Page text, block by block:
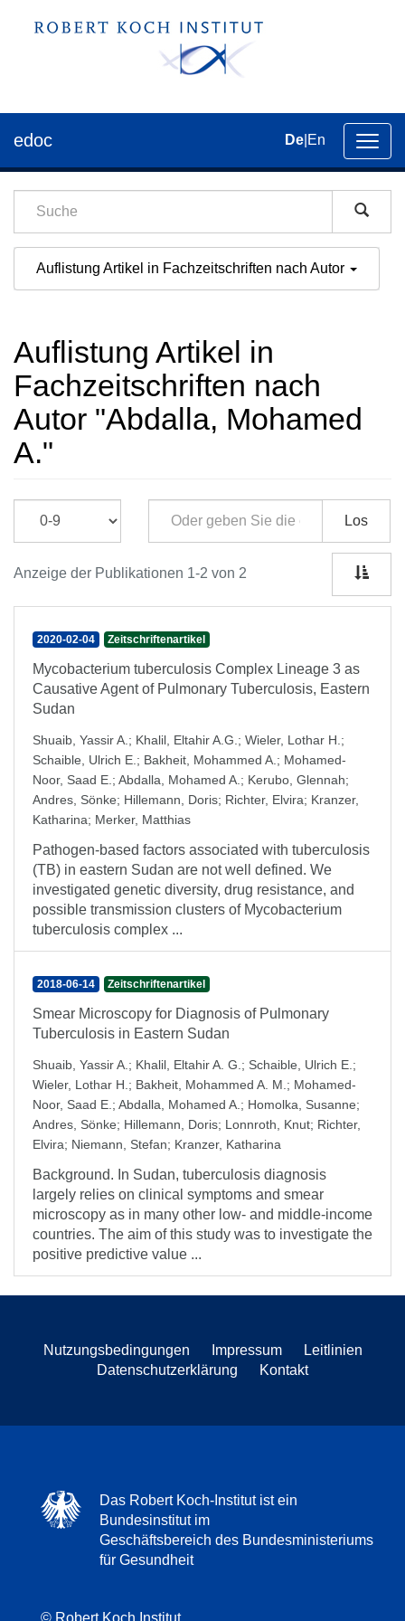
der
edoc De En
Auflistung Artikel in Fachzeitschriften nach Autor
Auflistung Artikel in
Fachzeitschriften nach
Autor "Abdalla, Mohamed
A."
Los
Anzeige der Publikationen 1-2 von 2
2020-02-04 Zeitschriftenartikel
Mycobacterium tuberculosis Complex Lineage 3 as
Causative Agent of Pulmonary Tuberculosis, Eastern
Sudan
Shuaib, Yassir A. ; Khalil, Eltahir A.G. ; Wieler, Lothar H. ;
Schaible, Ulrich E. ; Bakheit, Mohammed A. ; Mohamed-
Noor, Saad E. ; Abdalla, Mohamed A. ; Kerubo, Glennah;
Andres, Sönke; Hillemann, Doris; Richter, Elvira; Kranzer,
Katharina; Merker, Matthias
Pathogen-based factors associated with tuberculosis
(TB) in eastern Sudan are not well defined. We
investigated genetic diversity, drug resistance, and
possible transmission clusters of Mycobacterium
tuberculosis complex ...
2018-06-14 Zeitschriftenartikel
Smear Microscopy for Diagnosis of Pulmonary
Tuberculosis in Eastern Sudan
Shuaib, Yassir A. ; Khalil, Eltahir A. G. ; Schaible, Ulrich E. ;
Wieler, Lothar H. ; Bakheit, Mohammed A. M. ; Mohamed-
Noor, Saad E. ; Abdalla, Mohamed A. ; Homolka, Susanne;
Andres, Sönke; Hillemann, Doris; Lonnroth, Knut; Richter,
Elvira; Niemann, Stefan; Kranzer, Katharina
Background. In Sudan, tuberculosis diagnosis
largely relies on clinical symptoms and smear
microscopy as in many other low- and middle-income
countries. The aim of this study was to investigate the
positive predictive value ...
Nutzungsbedingungen Impressum
Leitlinien
Datenschutzerklärung
Kontakt
Das Robert Koch-Institut ist ein
Bundesinstitut im
Geschäftsbereich des Bundesministeriums
für Gesundheit
© Robert Koch Institut